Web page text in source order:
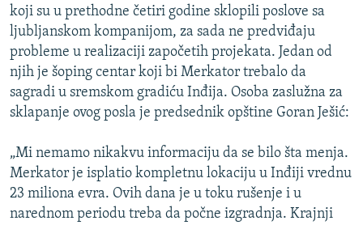
koji su u prethodne četiri godine sklopili poslove sa
ljubljanskom kompanijom, za sada ne predviđaju
probleme u realizaciji započetih projekata. Jedan od
njih je šoping centar koji bi Merkator trebalo da
sagradi u sremskom gradiću Inđija. Osoba zaslužna za
sklapanje ovog posla je predsednik opštine Goran Ješić:
„Mi nemamo nikakvu informaciju da se bilo šta menja.
Merkator je isplatio kompletnu lokaciju u Inđiji vrednu
23 miliona evra. Ovih dana je u toku rušenje i u
narednom periodu treba da počne izgradnja. Krajnji